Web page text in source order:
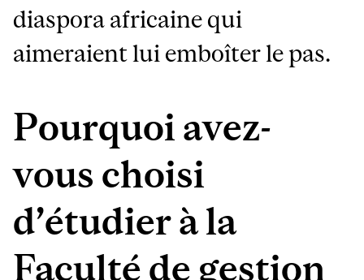
diaspora africaine qui
aimeraient lui emboîter le pas.
Pourquoi avez-
vous choisi
d’étudier à la
Faculté de gestion